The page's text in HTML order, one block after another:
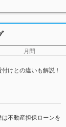
月間
けとの違いも解説！
不動産担保ローンを